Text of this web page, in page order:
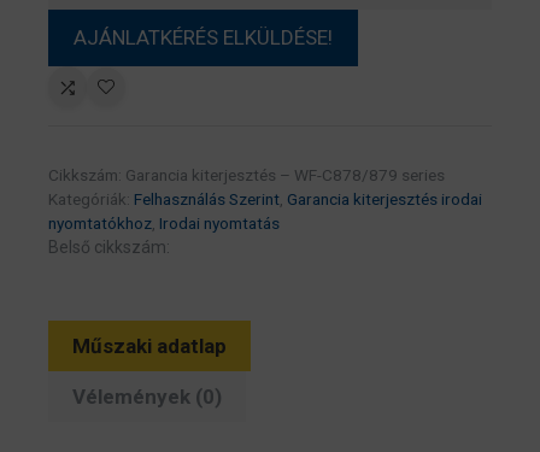
Cikkszám: Garancia kiterjesztés – WF-C878/879 series
Kategóriák: Felhasználás Szerint, Garancia kiterjesztés irodai
nyomtatókhoz, Irodai nyomtatás
Belső cikkszám:
Műszaki adatlap
Vélemények (0)